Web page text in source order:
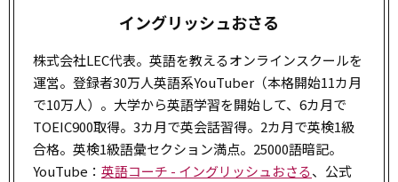
イングリッシュおさる
株式会社LEC代表。英語を教えるオンラインスクールを
運営。登録者30万人英語系YouTuber（本格開始11カ月
で10万人）。大学から英語学習を開始して、6カ月で
TOEIC900取得。3カ月で英会話習得。2カ月で英検1級
合格。英検1級語彙セクション満点。25000語暗記。
YouTube： 英語コーチ - イングリッシュおさる、公式